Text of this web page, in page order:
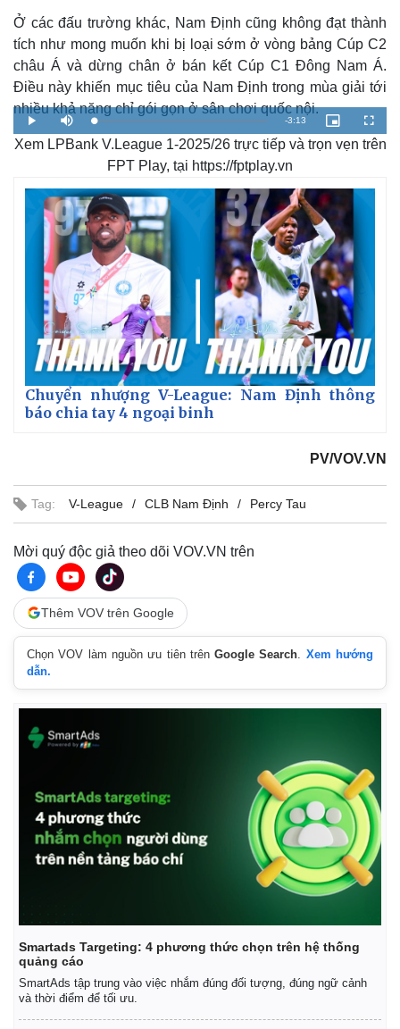
Thế giới
Quan sát
Cuộc sống đó đây
Hồ sơ
Multimedia
Video
Ảnh
E-Magazine
Infographic
Ở các đấu trường khác, Nam Định cũng không đạt thành
tích như mong muốn khi bị loại sớm ở vòng bảng Cúp C2
châu Á và dừng chân ở bán kết Cúp C1 Đông Nam Á.
Điều này khiến mục tiêu của Nam Định trong mùa giải tới
nhiều khả năng chỉ gói gọn ở sân chơi quốc nội.
P
l
a
y
M
u
t
e
L
o
a
d
.
7
9
%
R
e
m
a
i
n
i
n
g
T
i
-3:13
P
i
c
-
n
i
c
t
u
r
e
F
u
l
e
Xem LPBank V.League 1-2025/26 trực tiếp và trọn vẹn trên
FPT Play, tại https://fptplay.vn
Chuyển nhượng V-League: Nam Định thông
báo chia tay 4 ngoại binh
PV/VOV.VN
Tag: V-League CLB Nam Định Percy Tau
Mời quý độc giả theo dõi VOV.VN trên
Thêm VOV trên Google
Chọn VOV làm nguồn ưu tiên trênGoogle Search
Xem hướng
dẫn.
Smartads Targeting: 4 phương thức chọn trên hệ thống
quảng cáo
SmartAds tập trung vào việc nhắm đúng đối tượng, đúng ngữ cảnh
và thời điểm để tối ưu.